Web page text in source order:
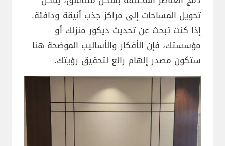
تحويل المساحات إلى مراكز جذب أنيقة ودافئة.
إذا كنت تبحث عن تحديث ديكور منزلك أو
مؤسستك، فإن الأفكار والأساليب الموضحة هنا
ستكون مصدر إلهام رائع لتحقيق رؤيتك.